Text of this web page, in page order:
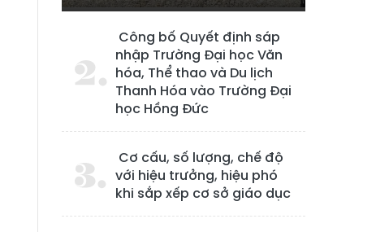
Công bố Quyết định sáp
nhập Trường Đại học Văn
hóa, Thể thao và Du lịch
Thanh Hóa vào Trường Đại
học Hồng Đức
Cơ cấu, số lượng, chế độ
với hiệu trưởng, hiệu phó
khi sắp xếp cơ sở giáo dục